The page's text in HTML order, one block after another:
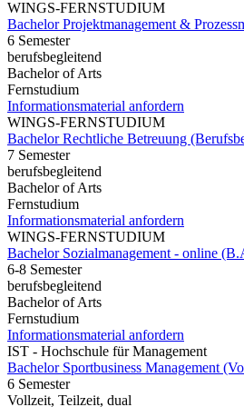
WINGS-FERNSTUDIUM
Bachelor Projektmanagement &
6 Semester
berufsbegleitend
Bachelor of Arts
Fernstudium
Informationsmaterial anfordern
WINGS-FERNSTUDIUM
Bachelor Rechtliche Betreuung
7 Semester
berufsbegleitend
Bachelor of Arts
Fernstudium
Informationsmaterial anfordern
WINGS-FERNSTUDIUM
Bachelor Sozialmanagement - online
6-8 Semester
berufsbegleitend
Bachelor of Arts
Fernstudium
Informationsmaterial anfordern
IST - Hochschule für Management
Bachelor Sportbusiness Management
6 Semester
Vollzeit, Teilzeit, dual